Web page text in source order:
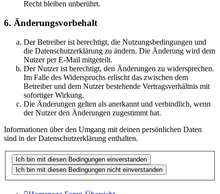
Recht bleiben unberührt.
6. Änderungsvorbehalt
Der Betreiber ist berechtigt, die Nutzungsbedingungen und
die Datenschutzerklärung zu ändern. Die Änderung wird dem
Nutzer per E-Mail mitgeteilt.
Der Nutzer ist berechtigt, den Änderungen zu widersprechen.
Im Falle des Widerspruchs erlischt das zwischen dem
Betreiber und dem Nutzer bestehende Vertragsverhältnis mit
sofortiger Wirkung.
Die Änderungen gelten als anerkannt und verbindlich, wenn
der Nutzer den Änderungen zugestimmt hat.
Informationen über den Umgang mit deinen persönlichen Daten
sind in der Datenschutzerklärung enthalten.